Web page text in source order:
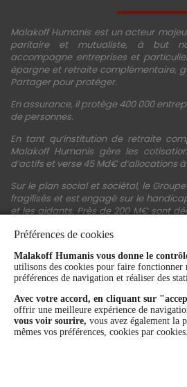
Malakoff Humanis est un acteur
paritaire et mutualiste, à but
accompagne entreprises et
épargne et retraite complémentaire,
Partager pour protéger.
En assurance, il protège 400 000
de personnes.
En tant qu’institution de retraite
Malakoff Humanis gère les
d’actifs et verse 45 Md€ d’allocations
Sur le plan social et sociétal, le
fragilisés et est engagé sur le
et les aidants. Près de 200 M€ sont
financière et la performance du
notation A+ attribuée depuis 4 ans
Fitch Ratings. Sur les plans extra-
figure parmi les 2% des entreprises
en matière de critères RSE
2026). Enfin, Malakoff Humanis est
par le Top Employers Institute depuis 3
Préférences de cookies
Malakoff Humanis vous donne le
utilisons des cookies pour faire fonctionner
préférences de navigation et réaliser des
Avec votre accord, en cliquant sur
offrir une meilleure expérience de
vous voir sourire, vous avez également la
mêmes vos préférences, cookies par cookies.